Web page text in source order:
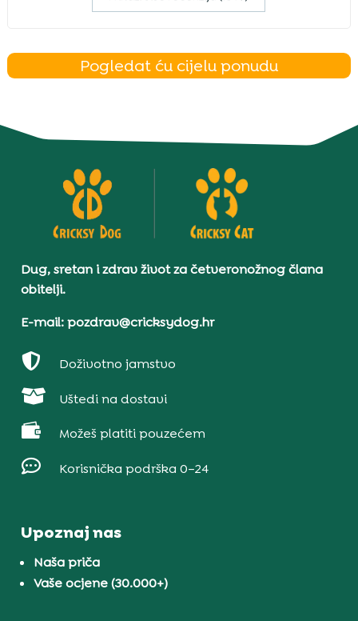
Pogledat ću cijelu ponudu
Dug, sretan i zdrav život za četveronožnog člana
obitelji.
E-mail: pozdrav@cricksydog.hr
 Doživotno jamstvo
 Uštedi na dostavi
 Možeš platiti pouzećem
 Korisnička podrška 0–24
Upoznaj nas
Naša priča
Vaše ocjene (30.000+)